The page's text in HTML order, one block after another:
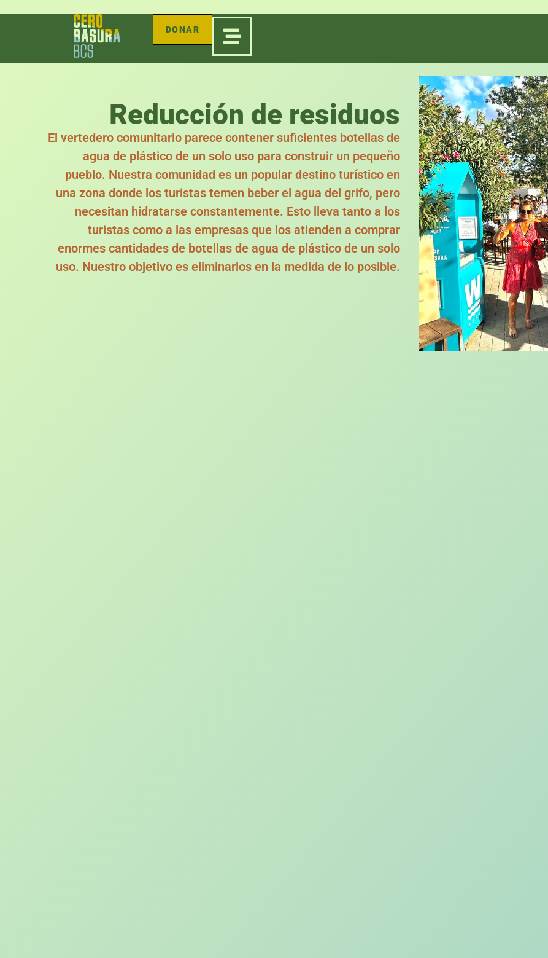
DONAR
Reducción de residuos
El vertedero comunitario parece contener suficientes botellas de
agua de plástico de un solo uso para construir un pequeño
pueblo. Nuestra comunidad es un popular destino turístico en
una zona donde los turistas temen beber el agua del grifo, pero
necesitan hidratarse constantemente. Esto lleva tanto a los
turistas como a las empresas que los atienden a comprar
enormes cantidades de botellas de agua de plástico de un solo
uso. Nuestro objetivo es eliminarlos en la medida de lo posible.